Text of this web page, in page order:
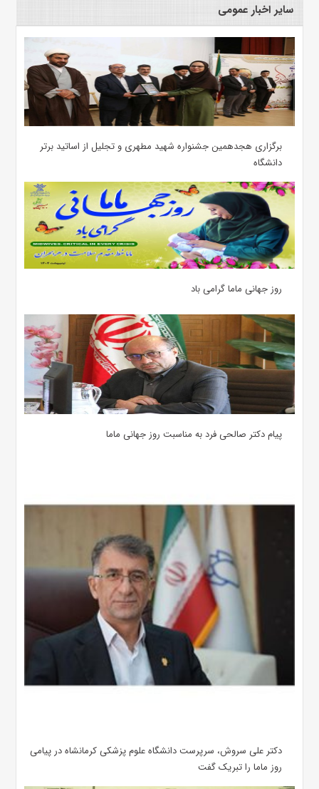
سایر اخبار عمومی
برگزاری هجدهمین جشنواره شهید مطهری و تجلیل از اساتید برتر
دانشگاه
روز جهانی ماما گرامی باد
پیام دکتر صالحی فرد به مناسبت روز جهانی ماما
دکتر علی سروش، سرپرست دانشگاه علوم پزشکی کرمانشاه در پیامی
روز ماما را تبریک گفت